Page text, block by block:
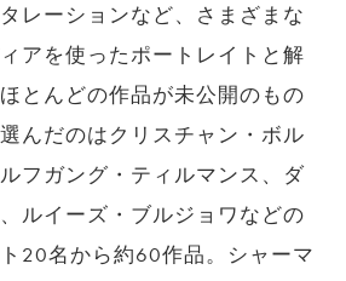
レーションなど、さまざまな
アを使ったポートレイトと解
とんどの作品が未公開のもの
んだのはクリスチャン・ボル
フガング・ティルマンス、ダ
ルイーズ・ブルジョワなどの
20名から約60作品。シャーマ